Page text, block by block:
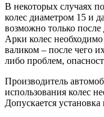
В некоторых случаях
колес диаметром 15 и
возможно только
Арки колес
валиком – после чего
либо проблем,
Производитель
использования колес
Допускается